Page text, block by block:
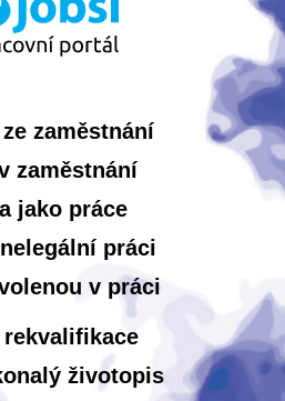
zaměstnání
zaměstnání
jako práce
práci
v práci
životopis